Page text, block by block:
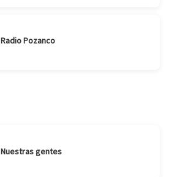
Radio Pozanco
Nuestras gentes